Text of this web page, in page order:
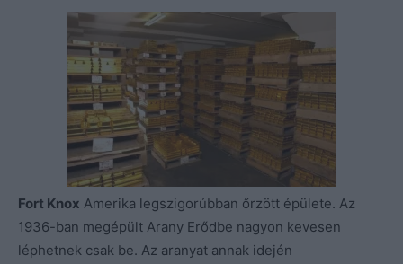
Fort Knox Amerika legszigorúbban őrzött épülete. Az
1936-ban megépült Arany Erődbe nagyon kevesen
léphetnek csak be. Az aranyat annak idején